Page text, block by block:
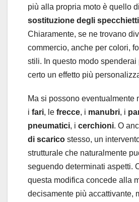
più alla propria moto è quello
sostituzione degli
Chiaramente, se ne trovano
commercio, anche per colori,
stili. In questo modo spenderai
certo un effetto più
Ma si possono eventualmente
i fari, le frecce, i manubri, i
pneumatici, i cerchioni. O
di scarico stesso, un
strutturale che naturalmente
seguendo determinati aspetti.
questa modifica concede alla
decisamente più accattivante,